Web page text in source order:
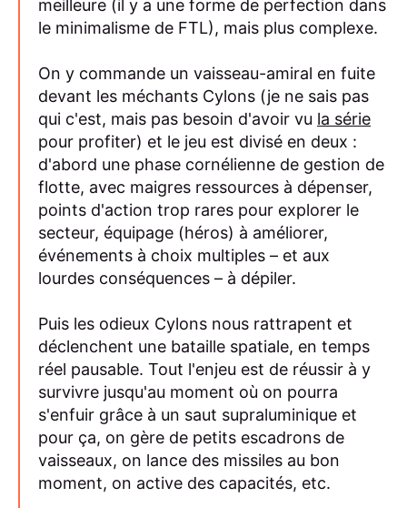
meilleure (il y a une forme de perfection dans
le minimalisme de FTL), mais plus complexe.
On y commande un vaisseau-amiral en fuite
devant les méchants Cylons (je ne sais pas
qui c'est, mais pas besoin d'avoir vu la série
pour profiter) et le jeu est divisé en deux :
d'abord une phase cornélienne de gestion de
flotte, avec maigres ressources à dépenser,
points d'action trop rares pour explorer le
secteur, équipage (héros) à améliorer,
événements à choix multiples – et aux
lourdes conséquences – à dépiler.
Puis les odieux Cylons nous rattrapent et
déclenchent une bataille spatiale, en temps
réel pausable. Tout l'enjeu est de réussir à y
survivre jusqu'au moment où on pourra
s'enfuir grâce à un saut supraluminique et
pour ça, on gère de petits escadrons de
vaisseaux, on lance des missiles au bon
moment, on active des capacités, etc.